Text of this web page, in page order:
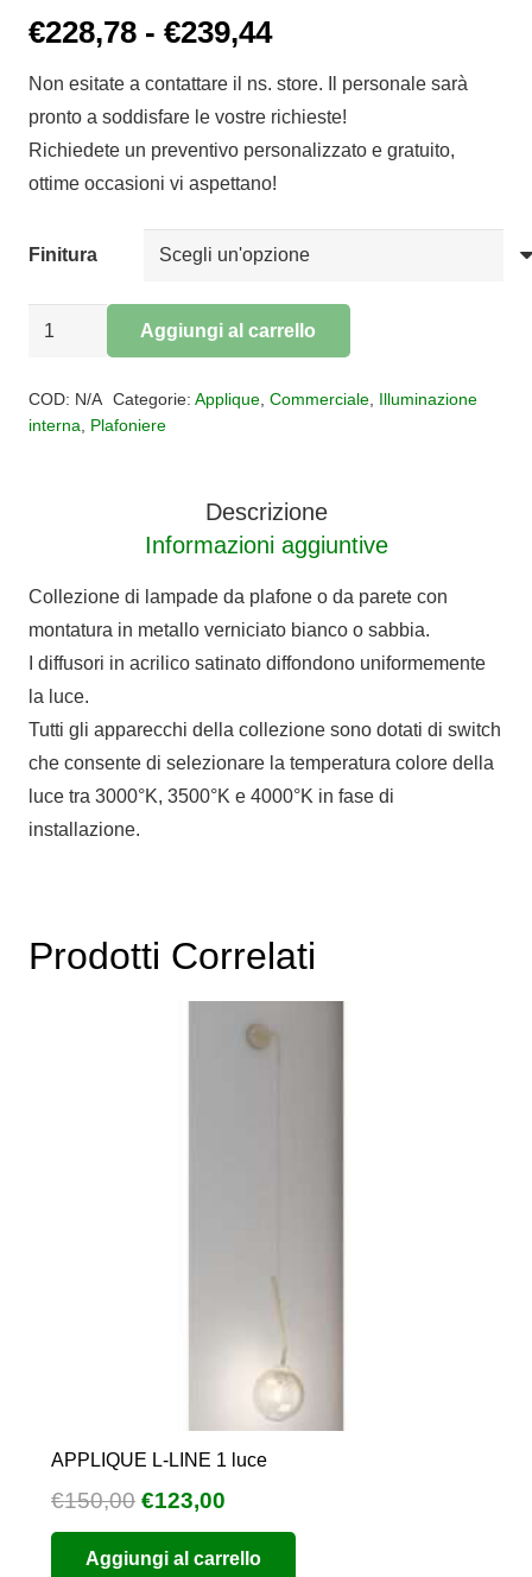
€228,78 - €239,44Fascia
prezzo:
da
€228,78
a
€239,44
Non esitate a contattare il ns. store. Il personale sarà
pronto a soddisfare le vostre richieste!
Richiedete un preventivo personalizzato e gratuito,
ottime occasioni vi aspettano!
Finitura
Plafoniera
65x65
Aggiungi al carrello
COD: N/A Categorie: Applique, Commerciale, Illuminazione
interna
Plafoniere
Descrizione
Informazioni aggiuntive
Collezione di lampade da plafone o da parete con
montatura in metallo verniciato bianco o sabbia.
I diffusori in acrilico satinato diffondono uniformemente
la luce.
Tutti gli apparecchi della collezione sono dotati di switch
che consente di selezionare la temperatura colore della
luce tra 3000°K, 3500°K e 4000°K in fase di
installazione.
Prodotti Correlati
APPLIQUE L-LINE 1 luce
€150,00 Il
prezzo
originale
€123,00
prezzo
attuale
Aggiungi al carrello